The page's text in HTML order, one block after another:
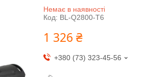
Немає в наявності
Код: BL-Q2800-T6
1 326 ₴
+380 (73) 323-45-56